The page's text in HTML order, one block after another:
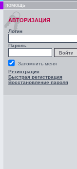
помощь
АВТОРИЗАЦИЯ
Логин
Пароль
Запомнить меня
Регистрация
Быстрая регистрация
Восстановление пароля